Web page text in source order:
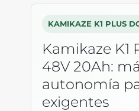
KAMIKAZE K1 PLUS
Kamikaze K1
48V 20Ah:
autonomía
exigentes